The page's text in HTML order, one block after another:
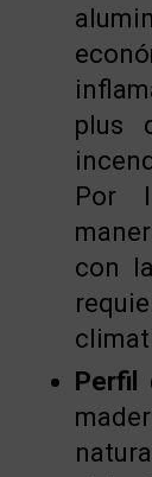
plus
Por
con
Perfil